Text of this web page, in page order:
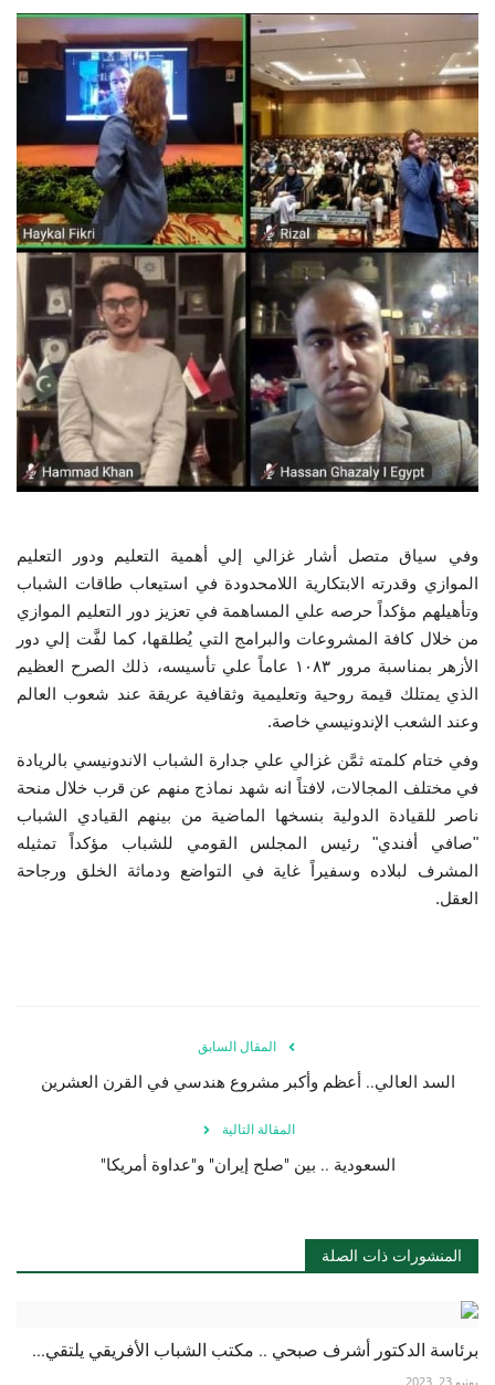
وفي سياق متصل أشار غزالي إلي أهمية التعليم ودور التعليم
الموازي وقدرته الابتكارية اللامحدودة في استيعاب طاقات الشباب
وتأهيلهم مؤكداً حرصه علي المساهمة في تعزيز دور التعليم الموازي
من خلال كافة المشروعات والبرامج التي يُطلقها، كما لفَّت إلي دور
الأزهر بمناسبة مرور ١٠٨٣ عاماً علي تأسيسه، ذلك الصرح العظيم
الذي يمتلك قيمة روحية وتعليمية وثقافية عريقة عند شعوب العالم
وعند الشعب الإندونيسي خاصة.
وفي ختام كلمته ثمَّن غزالي علي جدارة الشباب الاندونيسي بالريادة
في مختلف المجالات، لافتاً انه شهد نماذج منهم عن قرب خلال منحة
ناصر للقيادة الدولية بنسخها الماضية من بينهم القيادي الشباب
"صافي أفندي" رئيس المجلس القومي للشباب مؤكداً تمثيله
المشرف لبلاده وسفيراً غاية في التواضع ودماثة الخلق ورجاحة
العقل.
المقال السابق
السد العالي.. أعظم وأكبر مشروع هندسي في القرن العشرين
المقالة التالية
السعودية .. بين "صلح إيران" و"عداوة أمريكا"
المنشورات ذات الصلة
برئاسة الدكتور أشرف صبحي .. مكتب الشباب الأفريقي يلتقي...
يونيو 23, 2023